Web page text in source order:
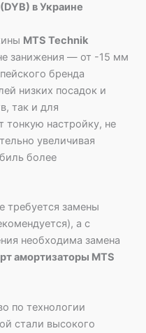
в Украине
MTS Technik
занижения — от -15 мм
бренда
низких посадок и
так и для
тонкую настройку, не
увеличивая
более
замены
а с
необходима замена
амортизаторы MTS
по технологии
стали высокого